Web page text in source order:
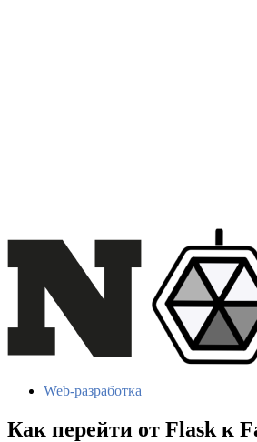
Web-разработка
Как перейти от Flask к